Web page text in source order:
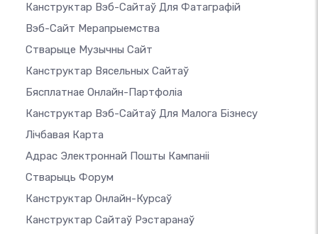
Канструктар Вэб-Сайтаў Для Фатаграфій
Вэб-Сайт Мерапрыемства
Стварыце Музычны Сайт
Канструктар Вясельных Сайтаў
Бясплатнае Онлайн-Партфоліа
Канструктар Вэб-Сайтаў Для Малога Бізнесу
Лічбавая Карта
Адрас Электроннай Пошты Кампаніі
Стварыць Форум
Канструктар Онлайн-Курсаў
Канструктар Сайтаў Рэстаранаў